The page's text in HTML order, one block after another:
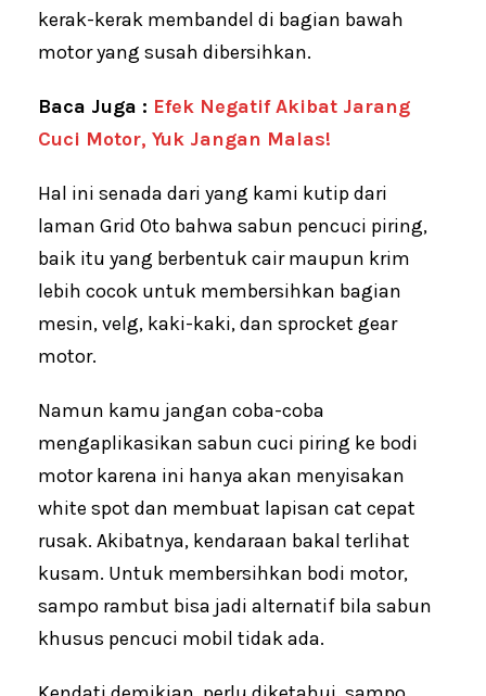
kerak-kerak membandel di bagian bawah
motor yang susah dibersihkan.
Baca Juga : Efek Negatif Akibat Jarang
Cuci Motor, Yuk Jangan Malas!
Hal ini senada dari yang kami kutip dari
laman Grid Oto bahwa sabun pencuci piring,
baik itu yang berbentuk cair maupun krim
lebih cocok untuk membersihkan bagian
mesin, velg, kaki-kaki, dan sprocket gear
motor.
Namun kamu jangan coba-coba
mengaplikasikan sabun cuci piring ke bodi
motor karena ini hanya akan menyisakan
white spot dan membuat lapisan cat cepat
rusak. Akibatnya, kendaraan bakal terlihat
kusam. Untuk membersihkan bodi motor,
sampo rambut bisa jadi alternatif bila sabun
khusus pencuci mobil tidak ada.